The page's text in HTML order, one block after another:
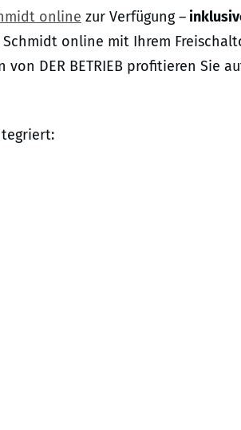
online zur Verfügung –
online mit Ihrem
von DER BETRIEB profitieren Sie